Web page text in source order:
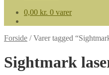
0,00 kr. 0 varer
Forside /Varer tagged
Sightmark